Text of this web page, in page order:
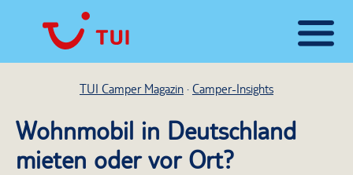
TUI Camper Magazin Camper-Insights
Wohnmobil in Deutschland
mieten oder vor Ort?